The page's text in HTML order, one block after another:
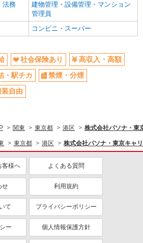
法務
建物管理・設備管理・マンション
管理員
コンビニ・スーパー
社会保険あり
高収入・高額
・駅チカ
禁煙・分煙
装自由
関東 東京都 港区 株式会社パソナ・東
東京都 港区 株式会社パソナ・東京キャ
客様へ よくある質問
せ 利用規約
て プライバシーポリシー
ー 個人情報保護方針